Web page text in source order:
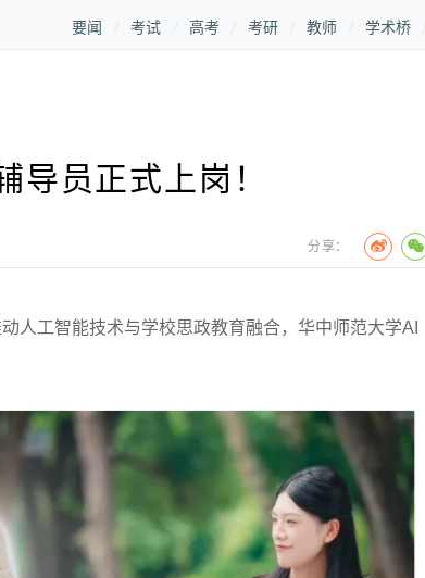
要闻 考试 高考 考研 教师 学术桥
导员正式上岗！
分享：
工智能技术与学校思政教育融合，华中师范大学AI